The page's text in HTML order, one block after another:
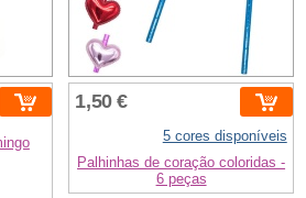
1,50 €
5 cores disponíveis
Palhinhas de coração coloridas -
6 peças